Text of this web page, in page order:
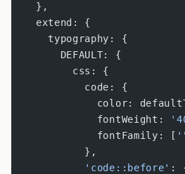
    },
    extend: {
      typography: {
        DEFAULT: {
          css: {
            code: {
color:
              fontWeight:
              fontFamily: [
            },
            'code::before'
: